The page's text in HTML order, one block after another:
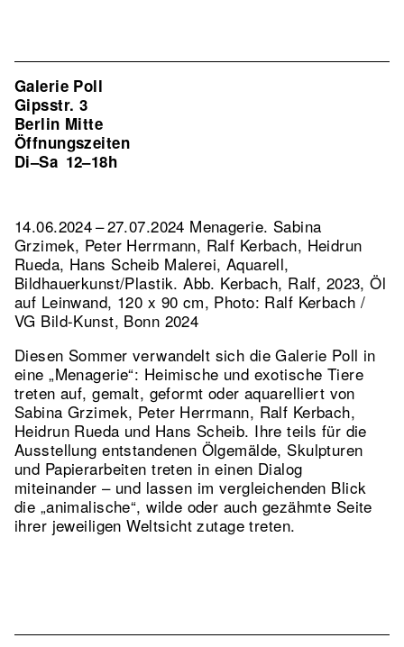
Galerie Poll
Gipsstr. 3
Berlin Mitte
Öffnungszeiten
Di–Sa 12–18h
14.06.2024 – 27.07.2024 Menagerie. Sabina
Grzimek, Peter Herrmann, Ralf Kerbach, Heidrun
Rueda, Hans Scheib Malerei, Aquarell,
Bildhauerkunst/Plastik.Abb. Kerbach, Ralf, 2023, Öl
auf Leinwand, 120 x 90 cm, Photo: Ralf Kerbach /
VG Bild-Kunst, Bonn 2024
Diesen Sommer verwandelt sich die Galerie Poll in
eine „Menagerie“: Heimische und exotische Tiere
treten auf, gemalt, geformt oder aquarelliert von
Sabina Grzimek, Peter Herrmann, Ralf Kerbach,
Heidrun Rueda und Hans Scheib. Ihre teils für die
Ausstellung entstandenen Ölgemälde, Skulpturen
und Papierarbeiten treten in einen Dialog
miteinander – und lassen im vergleichenden Blick
die „animalische“, wilde oder auch gezähmte Seite
ihrer jeweiligen Weltsicht zutage treten.